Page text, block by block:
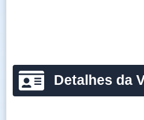
Detalhes da